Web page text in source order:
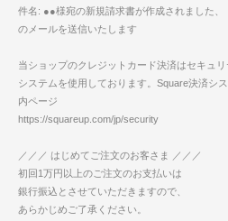
件名: ●●様宛の新規請求書が作成されました、
のメールを送信いたします
当ショップのクレジットカード決済はセキュ
システムを使用しております。Square決済シ
内ページ
https://squareup.com/jp/security
／／／ はじめてご注文のお客さま ／／／
初回1万円以上のご注文のお支払いは
銀行振込とさせていただきますので、
あらかじめご了承ください。